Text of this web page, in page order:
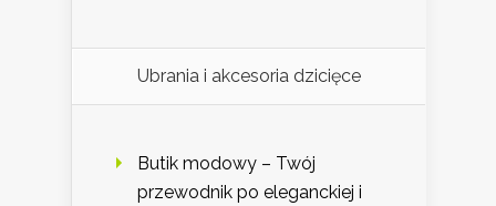
Ubrania i akcesoria dzicięce
Butik modowy – Twój
przewodnik po eleganckiej i